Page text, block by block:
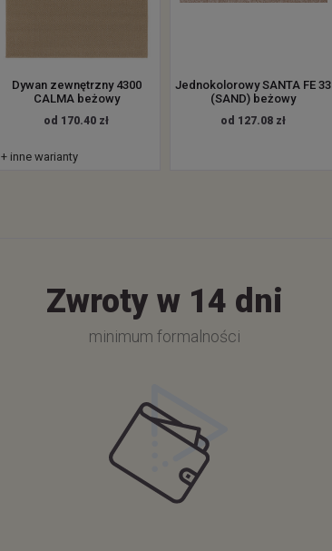
Dywan zewnętrzny 4300
CALMA beżowy
od 170.40 zł
+ inne warianty
Jednokolorowy SANTA FE 33
(SAND) beżowy
od 127.08 zł
Zwroty w 14 dni
minimum formalności